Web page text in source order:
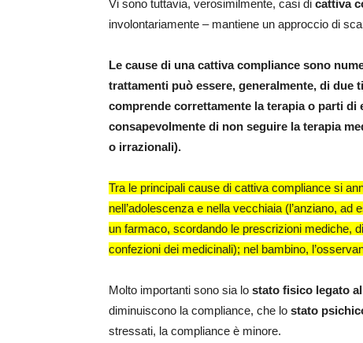
Vi sono tuttavia, verosimilmente, casi di cattiva
involontariamente – mantiene un approccio di
Le cause di una cattiva compliance sono
trattamenti può essere, generalmente, di due
comprende correttamente la terapia o parti di
consapevolmente di non seguire la terapia
o irrazionali).
Tra le principali cause di cattiva compliance si
nell’adolescenza e nella vecchiaia (l’anziano,
un farmaco, scordando le prescrizioni mediche,
confezioni dei medicinali); nel bambino,
Molto importanti sono sia lo stato fisico legato
diminuiscono la compliance, che lo stato
stressati, la compliance è minore.